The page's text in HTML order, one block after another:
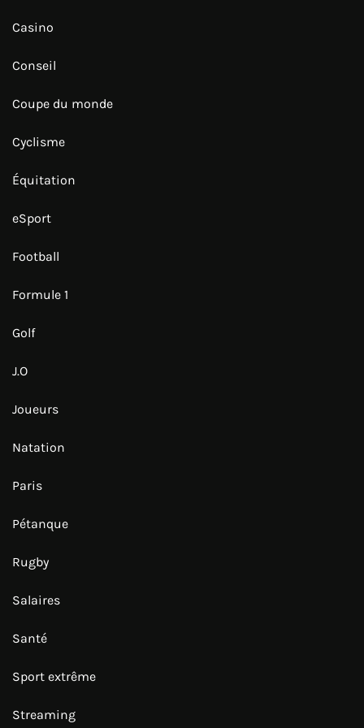
Casino
Conseil
Coupe du monde
Cyclisme
Équitation
eSport
Football
Formule 1
Golf
J.O
Joueurs
Natation
Paris
Pétanque
Rugby
Salaires
Santé
Sport extrême
Streaming